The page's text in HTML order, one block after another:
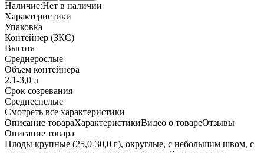
Наличие:Нет в наличии
Характеристики
Упаковка
Контейнер (ЗКС)
Высота
Среднерослые
Объем контейнера
2,1-3,0 л
Срок созревания
Среднеспелые
Cмотреть все характеристики
Описание товараХарактеристикиВидео о товареОтзывы
Описание товара
Плоды крупные (25,0-30,0 г), округлые, с небольшим швом, с